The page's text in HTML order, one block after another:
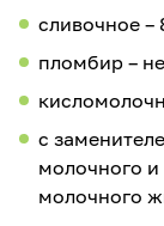
сливочное –
пломбир –
с
молочного и
молочного